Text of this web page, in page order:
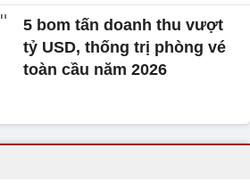
5 bom tấn doanh thu vượt
tỷ USD, thống trị phòng vé
toàn cầu năm 2026